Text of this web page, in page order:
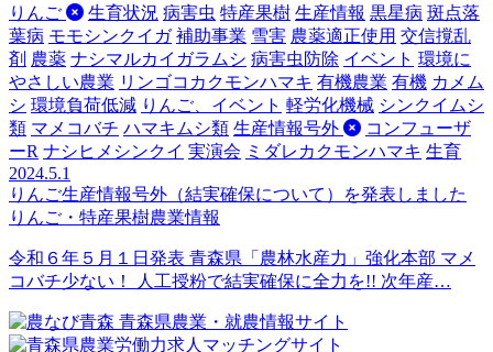
りんご
生育状況 病害虫 特産果樹 生産情報 黒星病 斑点落
葉病 モモシンクイガ 補助事業 雪害 農薬適正使用 交信撹乱
剤 農薬 ナシマルカイガラムシ 病害虫防除 イベント 環境に
やさしい農業 リンゴコカクモンハマキ 有機農業 有機 カメム
シ 環境負荷低減 りんご、イベント 軽労化機械 シンクイムシ
類 マメコバチ ハマキムシ類 生産情報号外
コンフューザ
ーR ナシヒメシンクイ 実演会 ミダレカクモンハマキ 生育
2024.5.1
りんご生産情報号外（結実確保について）を発表しました
りんご・特産果樹農業情報
令和６年５月１日発表 青森県「農林水産力」強化本部 マメ
コバチ少ない！ 人工授粉で結実確保に全力を!! 次年産…